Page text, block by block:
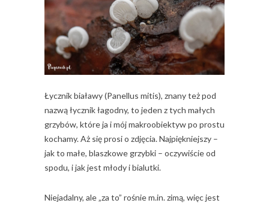
Łycznik białawy (Panellus mitis), znany też pod
nazwą łycznik łagodny, to jeden z tych małych
grzybów, które ja i mój makroobiektyw po prostu
kochamy. Aż się prosi o zdjęcia. Najpiękniejszy –
jak to małe, blaszkowe grzybki – oczywiście od
spodu, i jak jest młody i bialutki.
Niejadalny, ale „za to” rośnie m.in. zimą, więc jest